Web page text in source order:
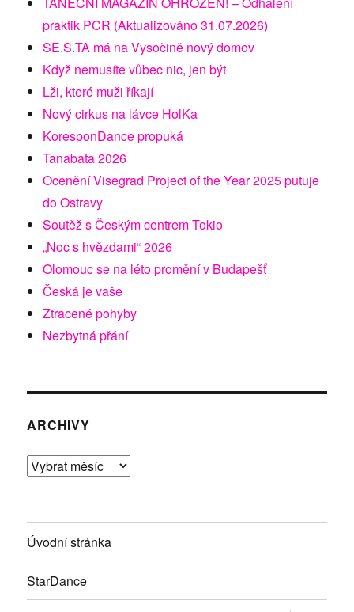
praktik PCR (Aktualizováno 31.07.2026)
SE.S.TA má na Vysočině nový domov
Když nemusíte vůbec nic, jen být
Lži, které muži říkají
Nový cirkus na lávce HolKa
KoresponDance propuká
Tanabata 2026
Ocenění Visegrad Project of the Year 2025 putuje
do Ostravy
Soutěž s Českým centrem Tokio
„Noc s hvězdami“ 2026
Olomouc se na léto promění v Budapešť
Česká je vaše
Ztracené pohyby
Nezbytná přání
ARCHIVY
Archivy
Úvodní stránka
StarDance